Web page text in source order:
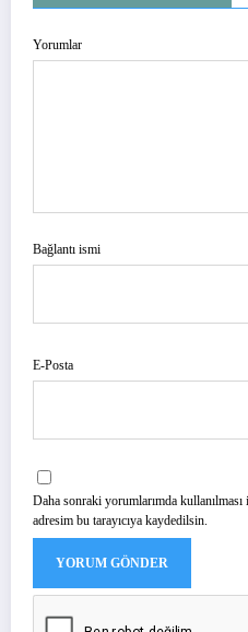
Yorumlar
Bağlantı ismi
E-Posta
Daha sonraki yorumlarımda
adresim bu tarayıcıya kaydedilsin.